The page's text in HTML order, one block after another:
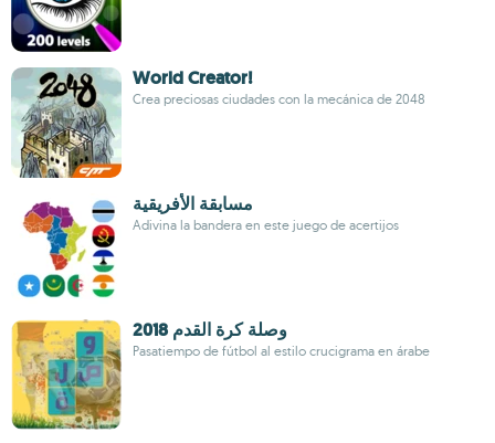
World Creator!
Crea preciosas ciudades con la mecánica de 2048
مسابقة الأفريقية
Adivina la bandera en este juego de acertijos
وصلة كرة القدم 2018
Pasatiempo de fútbol al estilo crucigrama en árabe